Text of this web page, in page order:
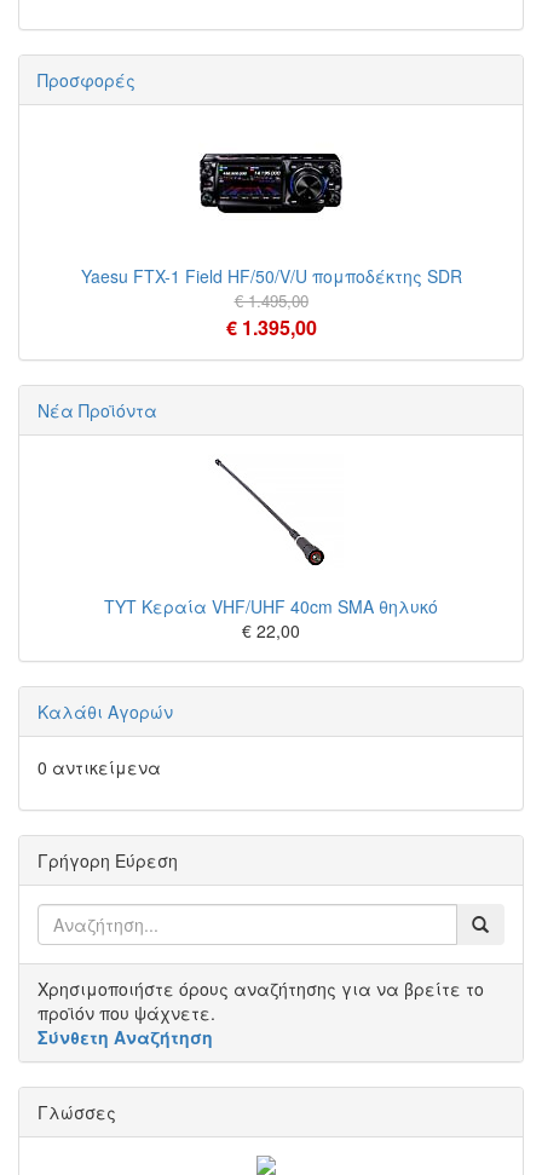
Προσφορές
Yaesu FTX-1 Field HF/50/V/U πομποδέκτης SDR
€ 1.495,00
€ 1.395,00
Νέα Προϊόντα
TYT Κεραία VHF/UHF 40cm SMA θηλυκό
€ 22,00
Καλάθι Αγορών
0 αντικείμενα
Γρήγορη Εύρεση
Χρησιμοποιήστε όρους αναζήτησης για να βρείτε το
προϊόν που ψάχνετε.
Σύνθετη Αναζήτηση
Γλώσσες